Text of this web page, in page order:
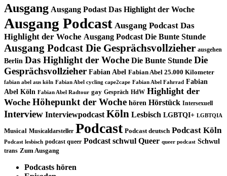
Ausgang Ausgang Podast Das Highlight der Woche
Ausgang Podcast Ausgang Podcast Das
Highlight der Woche Ausgang Podcast Die Bunte Stunde
Ausgang Podcast Die Gesprächsvollzieher ausgehen
Berlin Das Highlight der Woche Die Bunte Stunde Die
Gesprächsvollzieher Fabian Abel Fabian Abel 25.000 Kilometer
fabian abel aus köln Fabian Abel cycling cape2cape Fabian Abel Fahrrad Fabian
Abel Köln Fabian Abel Radtour gay Gespräch HdW Highlight der
Woche Höhepunkt der Woche hören Hörstück Intersexuell
Interview Interviewpodcast Köln Lesbisch LGBTQI+ LGBTQIA
Musical Musicaldarsteller Podcast Podcast deutsch Podcast Köln
Podcast lesbisch podcast queer Podcast schwul Queer queer podcast Schwul
trans Zum Ausgang
Podcasts hören